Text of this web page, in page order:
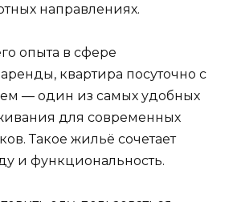
направлениях.
опыта в сфере
квартира посуточно с
— один из самых удобных
для современных
Такое жильё сочетает
и функциональность.